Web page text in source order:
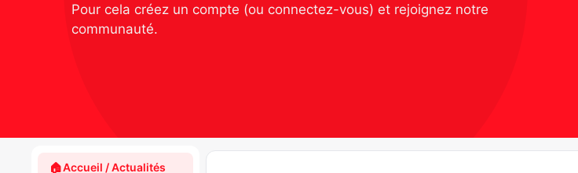
Pour cela créez un compte (ou connectez-vous) et rejoignez notre
communauté.
🏠Accueil / Actualités